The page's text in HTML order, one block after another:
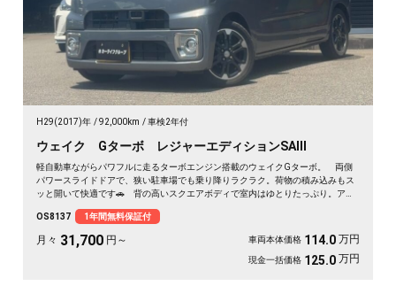
H29(2017)年 92,000km 車検2年付
ウェイク Gターボ レジャーエディションSAⅢ
軽自動車ながらパワフルに走るターボエンジン搭載のウェイクGターボ。 両側
パワースライドドアで、狭い駐車場でも乗り降りラクラク。荷物の積み込みもス
ッと開いて快適です🚗 背の高いスクエアボディで室内はゆとりたっぷり。アウ
で、遠出のドライブも退屈しません🎵 バックカメラで駐車も安心✌️ 趣味も遊
びも広がる一台。《1年保証付》で安心のカーライフを💎
OS8137 1年間無料保証付
月々 31,700 円～ 車両本体価格 114.0 万円
現金一括価格 125.0 万円